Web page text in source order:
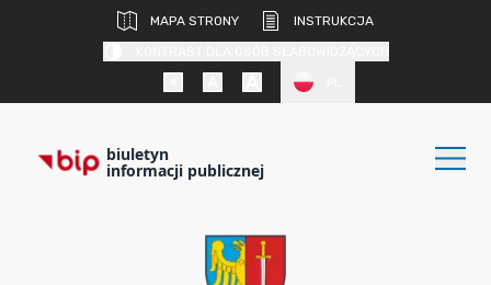
MAPA STRONY
INSTRUKCJA
biuletyn
informacji publicznej